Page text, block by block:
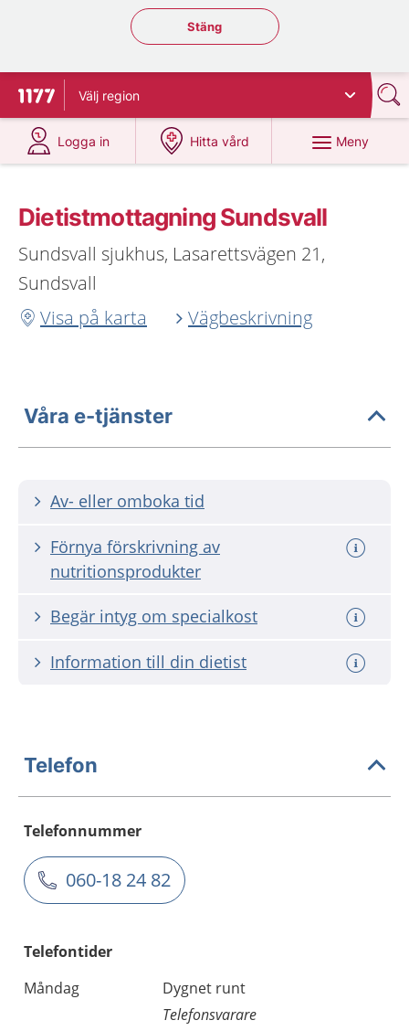
Stäng regionsväljaren
Stäng
Till startsidan för 1177
Välj region
Logga in
på 1177.se
Hitta vård
på 1177.se
Meny
Dietistmottagning Sundsvall
Sundsvall sjukhus, Lasarettsvägen 21,
Sundsvall
Visa på karta
Vägbeskrivning
Våra e-tjänster
Av- eller omboka tid
Förnya förskrivning av
nutritionsprodukter
Begär intyg om specialkost
Information till din dietist
Telefon
Telefonnummer
060-18 24 82
Telefontider
Måndag
Dygnet runt
Telefonsvarare